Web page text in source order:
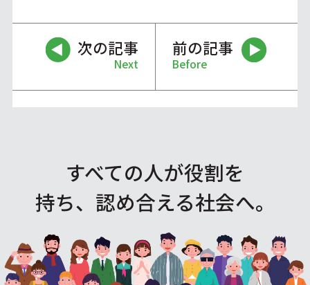
次の記事
Next
前の記事
Before
すべての人が役割を
持ち、認め合える社会へ。